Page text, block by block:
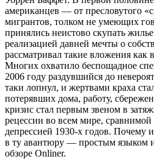
американцев — от пресловутого
мигрантов, толком не умеющих
принялись неистово скупать
реализацией давней мечты о
рассматривал такие вложения
Многих охватило беспощадное
2006 году раздувшийся до
таки лопнул, и жертвами краха
потерявших дома, работу,
кризис стал первым звеном в
рецессии во всем мире,
депрессией 1930-х годов. Почему
в ту авантюру — простым языком
обзоре Onliner.